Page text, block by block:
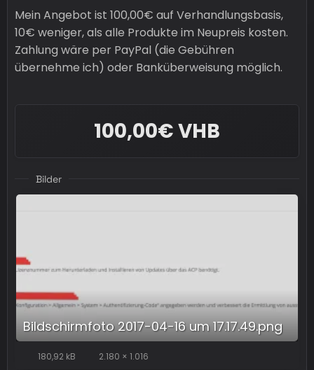
Mein Angebot ist 100,00€ auf Verhandlungsbasis,
10€ weniger, als alle Produkte im Neupreis kosten.
Zahlung wäre per PayPal (die Gebühren
übernehme ich) oder Banküberweisung möglich.
100,00€ VHB
Bilder
Bildschirmfoto 2017-04-16 um 17.17.49.png
180,92 kB 2.180 × 1.016